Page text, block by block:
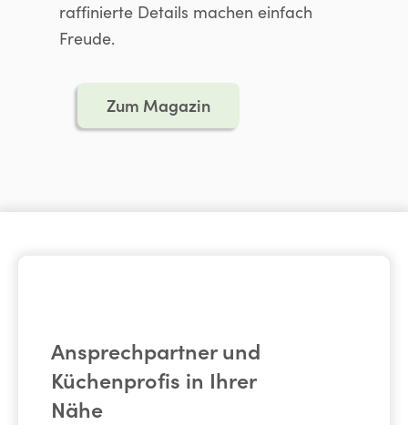
raffinierte Details machen einfach
Freude.
Zum Magazin
Ansprechpartner und
Küchenprofis in Ihrer
Nähe